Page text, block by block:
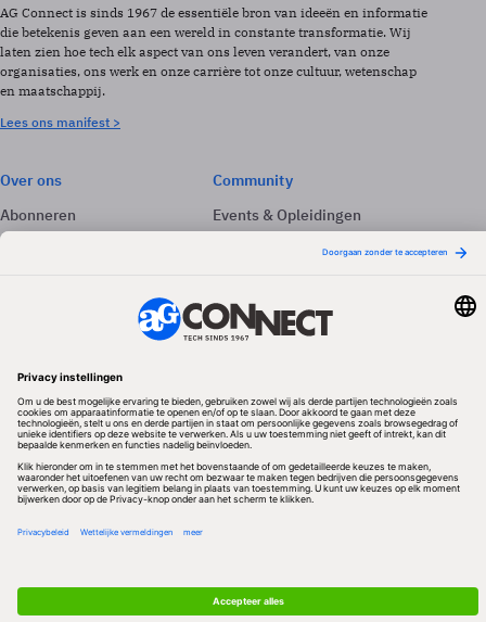
AG Connect is sinds 1967 de essentiële bron van ideeën en informatie
die betekenis geven aan een wereld in constante transformatie. Wij
laten zien hoe tech elk aspect van ons leven verandert, van onze
organisaties, ons werk en onze carrière tot onze cultuur, wetenschap
en maatschappij.
Lees ons manifest >
Over ons
Abonneren
Adverteren
Community
Events & Opleidingen
Volg ons
Redactionele partner
Algemene Voorwaarden & Copyrights